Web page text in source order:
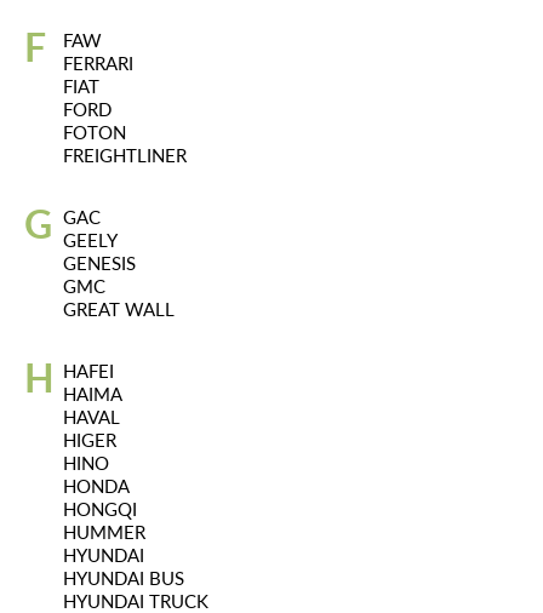
F
FAW
FERRARI
FIAT
FORD
FOTON
FREIGHTLINER
G GAC
GEELY
GENESIS
GMC
GREAT WALL
H
HAFEI
HAIMA
HAVAL
HIGER
HINO
HONDA
HONGQI
HUMMER
HYUNDAI
HYUNDAI BUS
HYUNDAI TRUCK